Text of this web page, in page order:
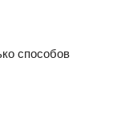
способов